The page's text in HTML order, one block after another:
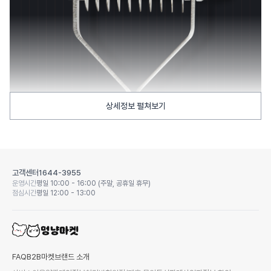
상세정보 펼쳐보기
고객센터1644-3955
운영시간평일 10:00 - 16:00 (주말, 공휴일 휴무)
점심시간평일 12:00 - 13:00
FAQB2B마켓 브랜드 소개